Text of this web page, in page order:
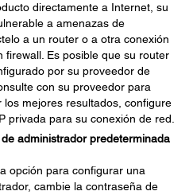
directamente a Internet, su
a amenazas de
a un router o a otra conexión
firewall. Es posible que su router
por su proveedor de
con su proveedor para
los mejores resultados, configure
privada para su conexión de red.
administrador predeterminada
opción para configurar una
cambie la contraseña de